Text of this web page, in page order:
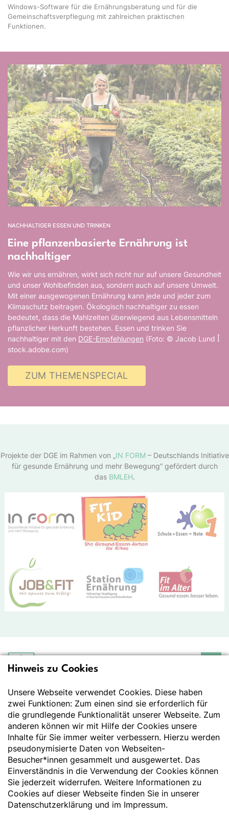
Windows-Software für die Ernährungsberatung und für die
Gemeinschaftsverpflegung mit zahlreichen praktischen
Funktionen.
NACHHALTIGER ESSEN UND TRINKEN
Eine pflanzenbasierte Ernährung ist
nachhaltiger
Wie wir uns ernähren, wirkt sich nicht nur auf unsere Gesundheit
und unser Wohlbefinden aus, sondern auch auf unsere Umwelt.
Mit einer ausgewogenen Ernährung kann jede und jeder zum
Klimaschutz beitragen. Ökologisch nachhaltiger zu essen
bedeutet, dass die Mahlzeiten überwiegend aus Lebensmitteln
pflanzlicher Herkunft bestehen. Essen und trinken Sie
nachhaltiger mit den DGE-Empfehlungen (Foto: © Jacob Lund ꟾ
stock.adobe.com)
ZUM THEMENSPECIAL
Projekte der DGE im Rahmen von „ IN FORM– Deutschlands Initiative
für gesunde Ernährung und mehr Bewegung“ gefördert durch
das BMLEH.
Deutsche Gesellschaft
Der Wissenschaft verpflichtet - Ihre Partnerin für
Essen und Trinken
Deutsche Gesellschaft für Ernährung e. V.
Godesberger Allee 136
53175 Bonn
Tel:+49 228 3776-600
Fax:+49 228 3776-800
E-Mail:webmaster@dge.de
Hinweis zu Cookies
Unsere Webseite verwendet Cookies. Diese haben
zwei Funktionen: Zum einen sind sie erforderlich für
die grundlegende Funktionalität unserer Webseite. Zum
anderen können wir mit Hilfe der Cookies unsere
Inhalte für Sie immer weiter verbessern. Hierzu werden
pseudonymisierte Daten von Webseiten-
Besucher*innen gesammelt und ausgewertet. Das
Einverständnis in die Verwendung der Cookies können
Sie jederzeit widerrufen. Weitere Informationen zu
Cookies auf dieser Webseite finden Sie in unserer
Datenschutzerklärung und im Impressum.